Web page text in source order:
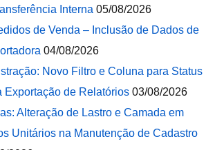
Interna 05/08/2026
de Venda – Inclusão de Dados de
04/08/2026
Novo Filtro e Coluna para Status
Exportação de Relatórios 03/08/2026
Alteração de Lastro e Camada em
Unitários na Manutenção de Cadastro